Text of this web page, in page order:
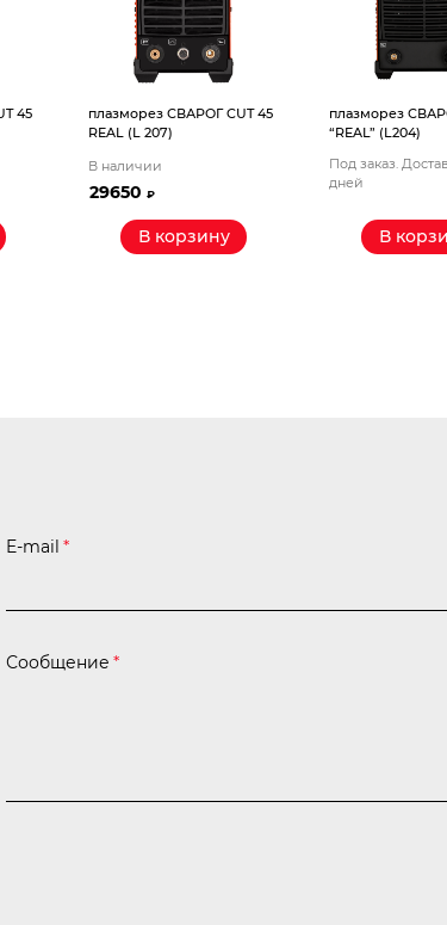
45
плазморез СВАРОГ CUT 45
REAL (L 207)
В наличии
29650₽
В корзину
плазморез
“REAL” (L204)
Под заказ.
дней
В
E-mail *
Сообщение *